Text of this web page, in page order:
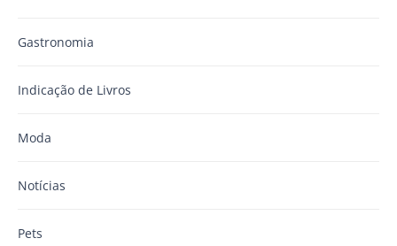
Gastronomia
Indicação de Livros
Moda
Notícias
Pets